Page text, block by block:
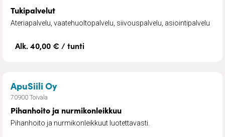
Tukipalvelut
Ateriapalvelu, vaatehuoltopalvelu, siivouspalvelu, asiointipalvelu
Alk. 40,00 € / tunti
ApuSiili Oy– Pihanhoito ja nurmikonleikkuu
70900 Toivala
Pihanhoito ja nurmikonleikkuu
Pihanhoito ja nurmikonleikkuut luotettavasti.